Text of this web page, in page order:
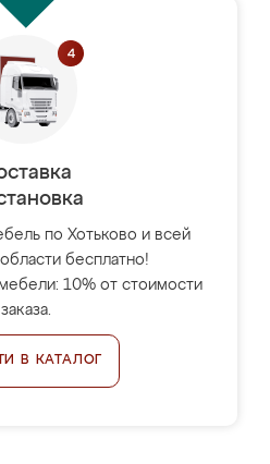
по Хотьково и всей
бесплатно!
10% от стоимости
заказа.
В КАТАЛОГ